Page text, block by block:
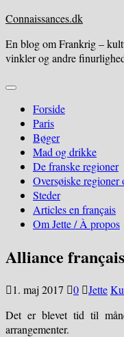
Skip
content
Connaissances.dk
En blog om Frankrig –
vinkler og andre
Expand
Forside
Paris
Bøger
Mad og drikke
De franske regioner
Oversøiske regioner
Steder
Articles en français
Om Jette / À propos
Alliance
1. maj 2017 0 Jette
Det er blevet tid til
arrangementer.